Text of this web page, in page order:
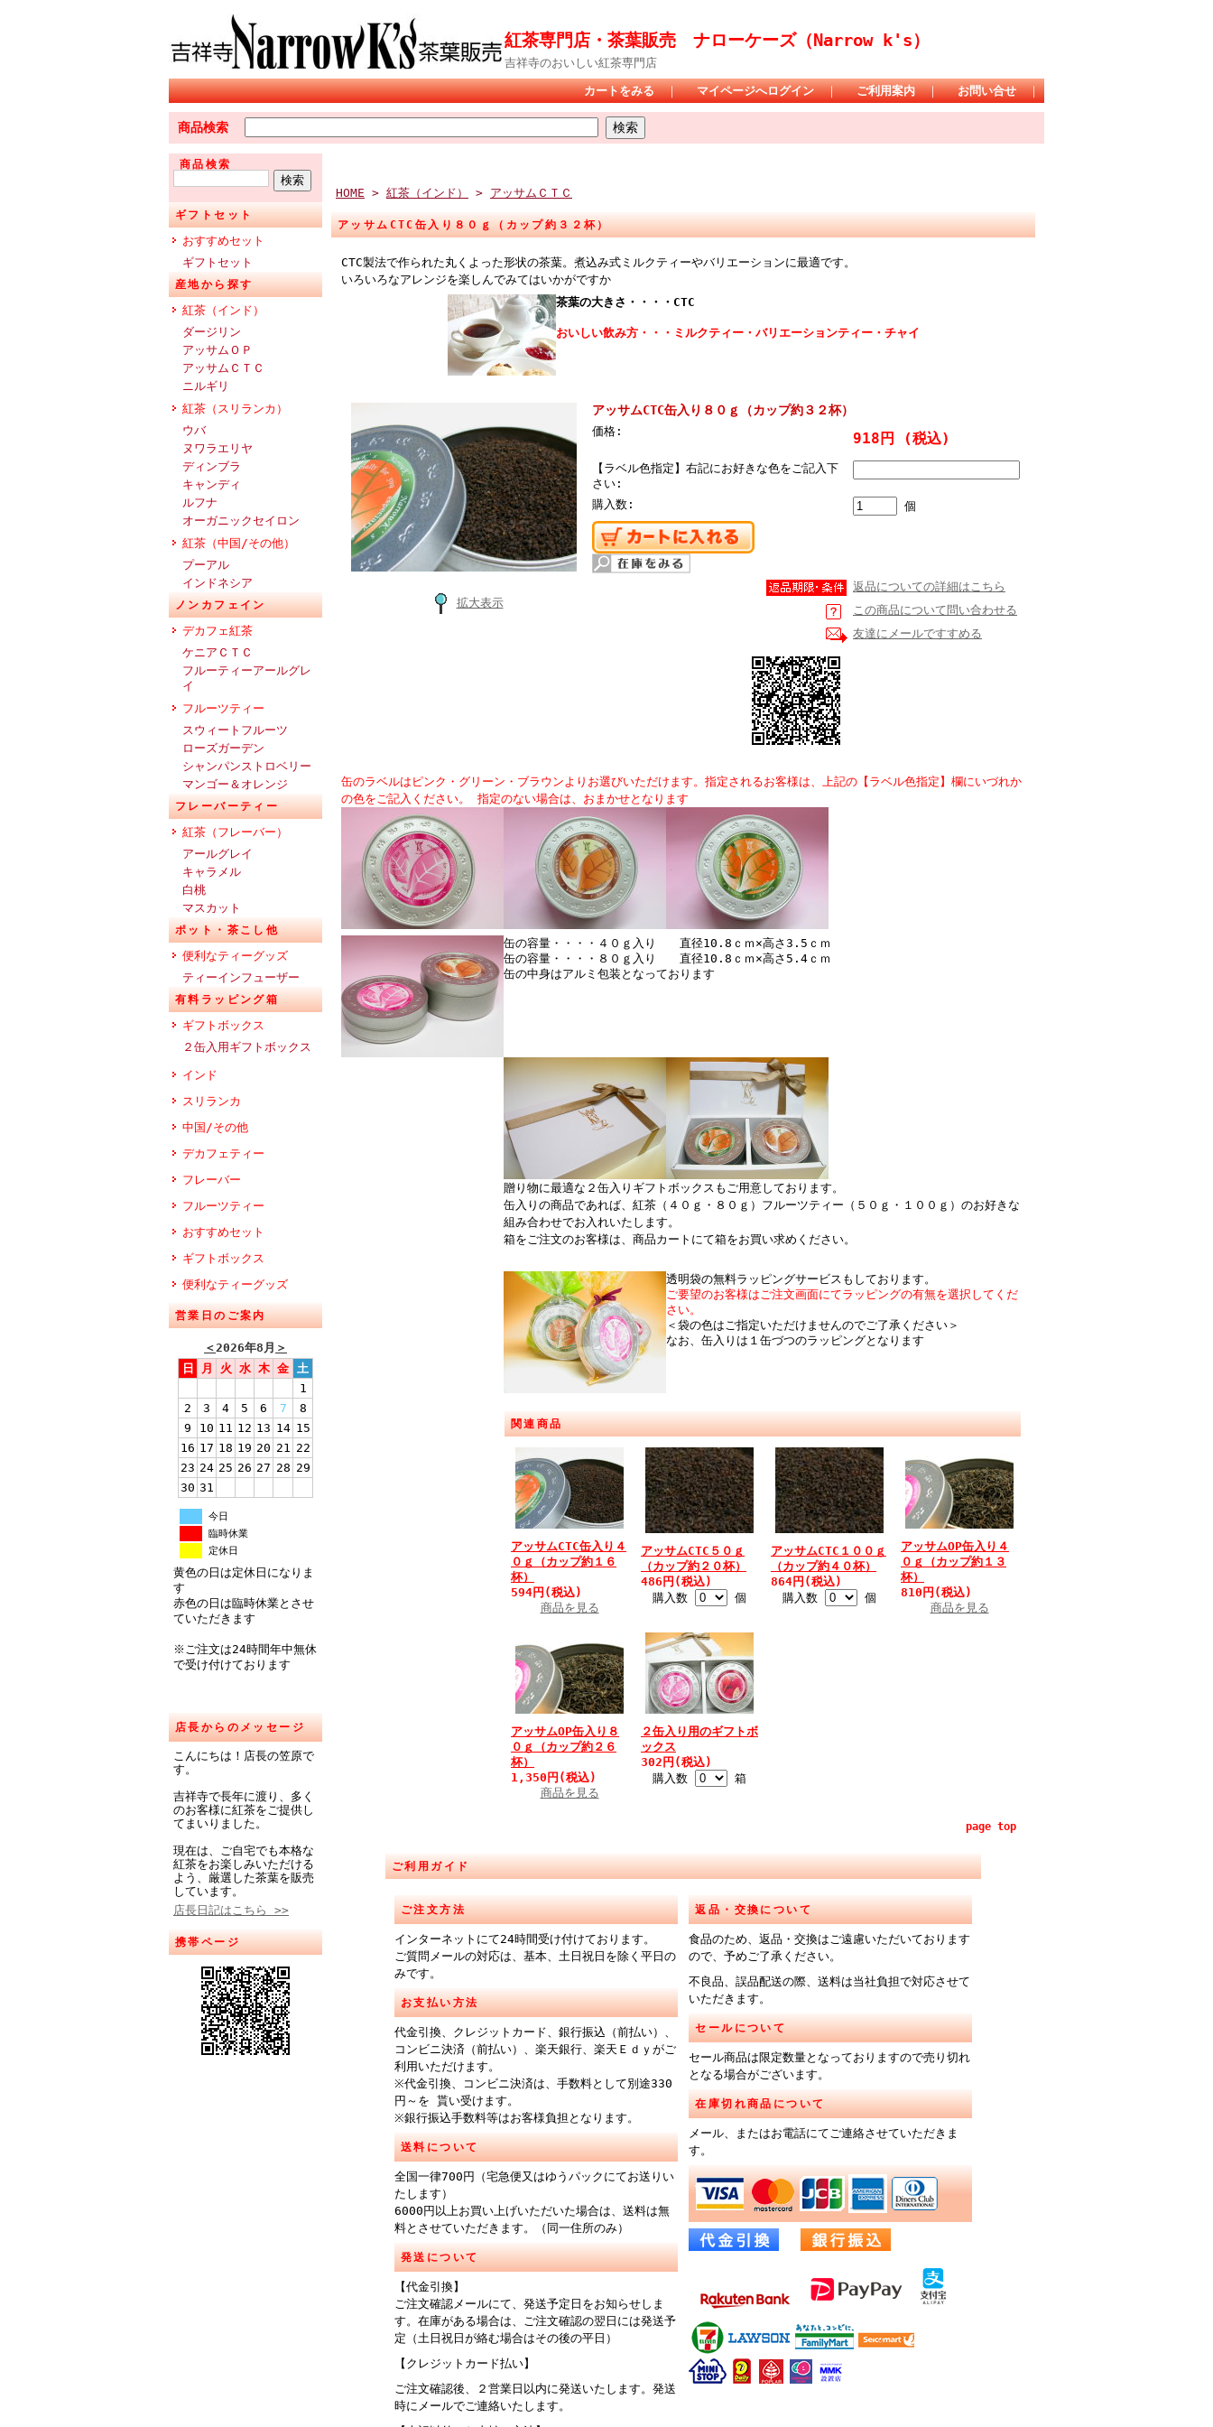
紅茶専門店・茶葉販売 ナローケーズ（Narrow k's）
吉祥寺のおいしい紅茶専門店
カートをみる ｜ マイページへログイン ｜ ご利用案内 ｜ お問い合せ ｜
商品検索
商品検索
ギフトセット
おすすめセット
ギフトセット
産地から探す
紅茶（インド）
ダージリン
アッサムＯＰ
アッサムＣＴＣ
ニルギリ
紅茶（スリランカ）
ウバ
ヌワラエリヤ
ディンブラ
キャンディ
ルフナ
オーガニックセイロン
紅茶（中国/その他）
プーアル
インドネシア
ノンカフェイン
デカフェ紅茶
ケニアＣＴＣ
フルーティーアールグレ
イ
フルーツティー
スウィートフルーツ
ローズガーデン
シャンパンストロベリー
マンゴー＆オレンジ
フレーバーティー
紅茶（フレーバー）
アールグレイ
キャラメル
白桃
マスカット
ポット・茶こし他
便利なティーグッズ
ティーインフューザー
有料ラッピング箱
ギフトボックス
２缶入用ギフトボックス
インド
スリランカ
中国/その他
デカフェティー
フレーバー
フルーツティー
おすすめセット
ギフトボックス
便利なティーグッズ
営業日のご案内
＜2026年8月 ＞
日
月 火 水 木 金 土
1
2
3 4 5 6 7
8
9
10 11 12 13 14 15
16 17 18 19 20 21 22
23 24 25 26 27 28 29
30 31
今日
臨時休業
定休日
黄色の日は定休日になりま
す
赤色の日は臨時休業とさせ
ていただきます
※ご注文は24時間年中無休
で受け付けております
店長からのメッセージ
こんにちは！店長の笠原で
す。
吉祥寺で長年に渡り、多く
のお客様に紅茶をご提供し
てまいりました。
現在は、ご自宅でも本格な
紅茶をお楽しみいただける
よう、厳選した茶葉を販売
しています。
店長日記はこちら >>
携帯ページ
HOME > 紅茶（インド） > アッサムＣＴＣ
アッサムCTC缶入り８０ｇ（カップ約３２杯）
CTC製法で作られた丸くよった形状の茶葉。煮込み式ミルクティーやバリエーションに最適です。
いろいろなアレンジを楽しんでみてはいかがですか
茶葉の大きさ・・・・CTC
おいしい飲み方・・・ミルクティー・バリエーションティー・チャイ
拡大表示
アッサムCTC缶入り８０ｇ（カップ約３２杯）
価格: 918円 (税込)
【ラベル色指定】右記にお好きな色をご記入下
さい:
購入数:
個
返品についての詳細はこちら
この商品について問い合わせる
友達にメールですすめる
缶のラベルはピンク・グリーン・ブラウンよりお選びいただけます。指定されるお客様は、上記の【ラベル色指定】欄にいづれか
の色をご記入ください。 指定のない場合は、おまかせとなります
缶の容量・・・・４０ｇ入り 直径10.8ｃｍ×高さ3.5ｃｍ
缶の容量・・・・８０ｇ入り 直径10.8ｃｍ×高さ5.4ｃｍ
缶の中身はアルミ包装となっております
贈り物に最適な２缶入りギフトボックスもご用意しております。
缶入りの商品であれば、紅茶（４０ｇ・８０ｇ）フルーツティー（５０ｇ・１００ｇ）のお好きな
組み合わせでお入れいたします。
箱をご注文のお客様は、商品カートにて箱をお買い求めください。
透明袋の無料ラッピングサービスもしております。
ご要望のお客様はご注文画面にてラッピングの有無を選択してくだ
さい。
＜袋の色はご指定いただけませんのでご了承ください＞
なお、缶入りは１缶づつのラッピングとなります
関連商品
アッサムCTC缶入り４
０ｇ（カップ約１６
杯）
594円(税込)
商品を見る
アッサムCTC５０ｇ
（カップ約２０杯）
486円(税込)
購入数
個
アッサムCTC１００ｇ
（カップ約４０杯）
864円(税込)
購入数
個
アッサムOP缶入り４
０ｇ（カップ約１３
杯）
810円(税込)
商品を見る
アッサムOP缶入り８
０ｇ（カップ約２６
杯）
1,350円(税込)
商品を見る
２缶入り用のギフトボ
ックス
302円(税込)
購入数
箱
page top
ご利用ガイド
ご注文方法
インターネットにて24時間受け付けております。
ご質問メールの対応は、基本、土日祝日を除く平日の
みです。
お支払い方法
代金引換、クレジットカード、銀行振込（前払い）、
コンビニ決済（前払い）、楽天銀行、楽天Ｅｄｙがご
利用いただけます。
※代金引換、コンビニ決済は、手数料として別途330
円～を 貰い受けます。
※銀行振込手数料等はお客様負担となります。
送料について
全国一律700円（宅急便又はゆうパックにてお送りい
たします）
6000円以上お買い上げいただいた場合は、送料は無
料とさせていただきます。（同一住所のみ）
発送について
【代金引換】
ご注文確認メールにて、発送予定日をお知らせしま
す。在庫がある場合は、ご注文確認の翌日には発送予
定（土日祝日が絡む場合はその後の平日）
【クレジットカード払い】
ご注文確認後、２営業日以内に発送いたします。発送
時にメールでご連絡いたします。
返品・交換について
食品のため、返品・交換はご遠慮いただいております
ので、予めご了承ください。
不良品、誤品配送の際、送料は当社負担で対応させて
いただきます。
セールについて
セール商品は限定数量となっておりますので売り切れ
となる場合がございます。
在庫切れ商品について
メール、またはお電話にてご連絡させていただきま
す。